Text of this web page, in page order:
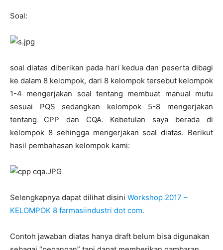
Soal:
soal diatas diberikan pada hari kedua dan peserta dibagi
ke dalam 8 kelompok, dari 8 kelompok tersebut kelompok
1-4 mengerjakan soal tentang membuat manual mutu
sesuai PQS sedangkan kelompok 5-8 mengerjakan
tentang CPP dan CQA. Kebetulan saya berada di
kelompok 8 sehingga mengerjakan soal diatas. Berikut
hasil pembahasan kelompok kami:
Selengkapnya dapat dilihat disini Workshop 2017 –
KELOMPOK 8 farmasiindustri dot com.
Contoh jawaban diatas hanya draft belum bisa digunakan